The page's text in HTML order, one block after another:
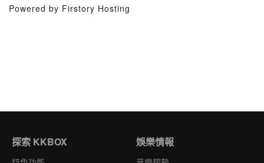
Powered by Firstory Hosting
探索 KKBOX 娛樂情報